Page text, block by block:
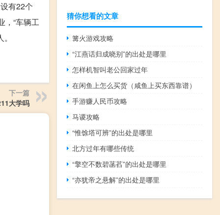
有22个
，“车辆工
下一篇
大学吗
猜你想看的文章
篝火游戏攻略
“江燕话归成晓别”的出处是哪里
怎样机智叫老公回家过年
在闲鱼上怎么买货（咸鱼上买东西靠谱）
手游赚人民币攻略
马谡攻略
“惟馀塔可辨”的出处是哪里
北方过年有哪些传统
“擎空不数碧菡萏”的出处是哪里
“亦犹帝之悬解”的出处是哪里